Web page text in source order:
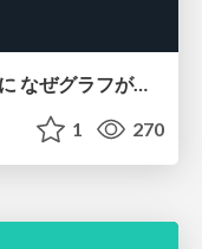
AIエージェントの知識表現と推論に なぜグラフが使われるのか - 記号的AIの復権とニューラルAIとの統合
1 270